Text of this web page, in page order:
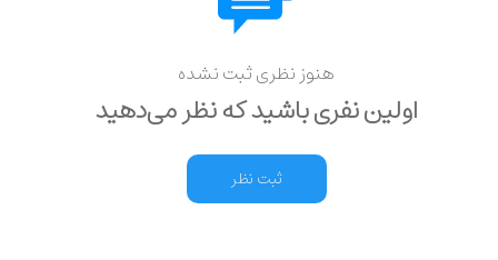
هنوز نظری ثبت نشده
اولین نفری باشید که نظر می‌دهید
ثبت نظر